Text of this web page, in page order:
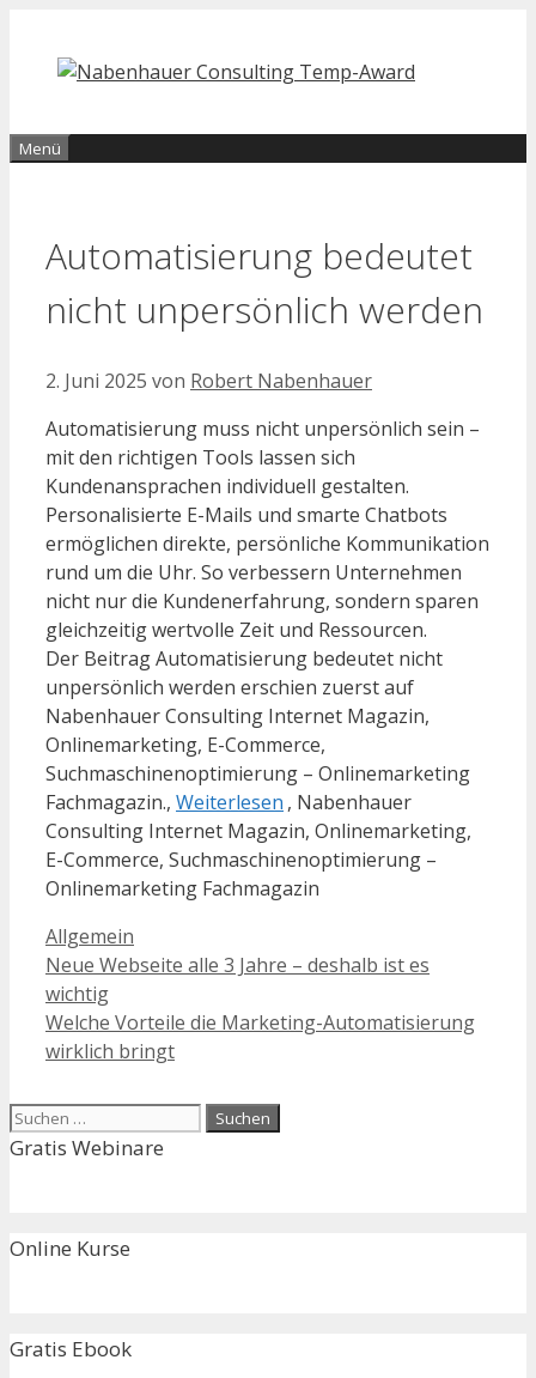
Inhalt
springen
Menü
Automatisierung bedeutet
nicht unpersönlich werden
2. Juni 2025 von Robert Nabenhauer
Automatisierung muss nicht unpersönlich sein –
mit den richtigen Tools lassen sich
Kundenansprachen individuell gestalten.
Personalisierte E-Mails und smarte Chatbots
ermöglichen direkte, persönliche Kommunikation
rund um die Uhr. So verbessern Unternehmen
nicht nur die Kundenerfahrung, sondern sparen
gleichzeitig wertvolle Zeit und Ressourcen.
Der Beitrag Automatisierung bedeutet nicht
unpersönlich werden erschien zuerst auf
Nabenhauer Consulting Internet Magazin,
Onlinemarketing, E-Commerce,
Suchmaschinenoptimierung – Onlinemarketing
Fachmagazin., Weiterlesen , Nabenhauer
Consulting Internet Magazin, Onlinemarketing,
E-Commerce, Suchmaschinenoptimierung –
Onlinemarketing Fachmagazin
Kategorien
Allgemein
Neue Webseite alle 3 Jahre – deshalb ist es
wichtig
Welche Vorteile die Marketing-Automatisierung
wirklich bringt
Suchen
nach:
Gratis Webinare
Online Kurse
Gratis Ebook